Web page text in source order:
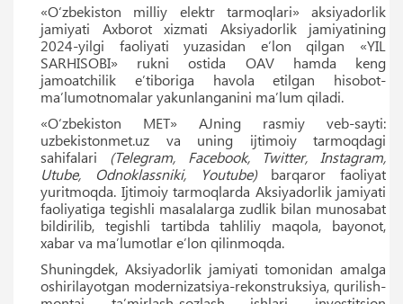
«O‘zbekiston milliy elektr tarmoqlari» aksiyadorlik
jamiyati Axborot xizmati Aksiyadorlik jamiyatining
2024-yilgi faoliyati yuzasidan eʼlon qilgan «YIL
SARHISOBI» rukni ostida OAV hamda keng
jamoatchilik eʼtiboriga havola etilgan hisobot-
maʼlumotnomalar yakunlanganini maʼlum qiladi.
«O‘zbekiston MET» AJning rasmiy veb-sayti:
uzbekistonmet.uz va uning ijtimoiy tarmoqdagi
sahifalari (Telegram, Facebook, Twitter, Instagram,
Utube, Odnoklassniki, Youtube)barqaror faoliyat
yuritmoqda. Ijtimoiy tarmoqlarda Aksiyadorlik jamiyati
faoliyatiga tegishli masalalarga zudlik bilan munosabat
bildirilib, tegishli tartibda tahliliy maqola, bayonot,
xabar va ma’lumotlar e’lon qilinmoqda.
Shuningdek, Aksiyadorlik jamiyati tomonidan amalga
oshirilayotgan modernizatsiya-rekonstruksiya, qurilish-